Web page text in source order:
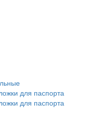
для паспорта
для паспорта